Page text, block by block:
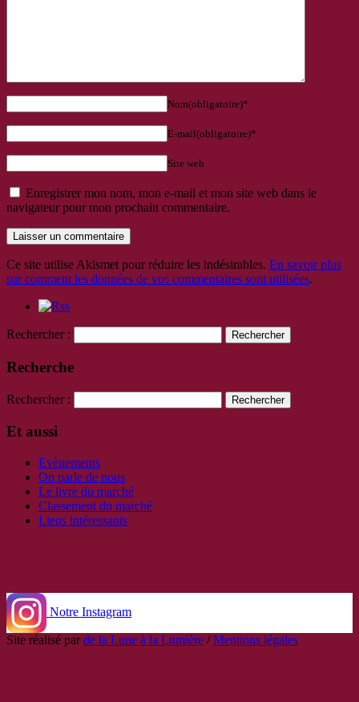
Nom(obligatoire)*
E-mail(obligatoire)*
Site web
Enregistrer mon nom, mon e-mail et mon site web dans le
navigateur pour mon prochain commentaire.
Ce site utilise Akismet pour réduire les indésirables. En savoir plus
sur comment les données de vos commentaires sont utilisées.
Rechercher :
Recherche
Rechercher :
Et aussi
Evènements
On parle de nous
Le livre du marché
Classement du marché
Liens intéressants
Notre Instagram
Site réalisé parde la Lune à la Lumière /Mentions légales